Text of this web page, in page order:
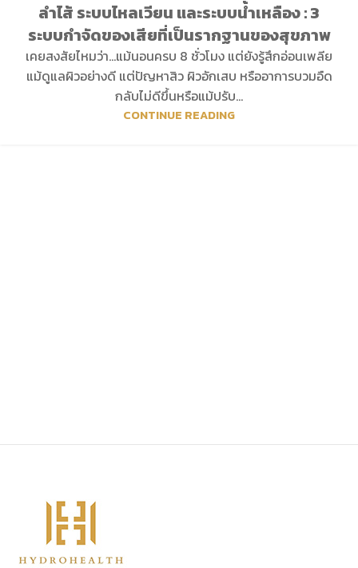
ลำไส้ ระบบไหลเวียน และระบบน้ำเหลือง : 3
ระบบกำจัดของเสียที่เป็นรากฐานของสุขภาพ
เคยสงสัยไหมว่า…แม้นอนครบ 8 ชั่วโมง แต่ยังรู้สึกอ่อนเพลีย
แม้ดูแลผิวอย่างดี แต่ปัญหาสิว ผิวอักเสบ หรืออาการบวมอืด
กลับไม่ดีขึ้นหรือแม้ปรับ...
CONTINUE READING